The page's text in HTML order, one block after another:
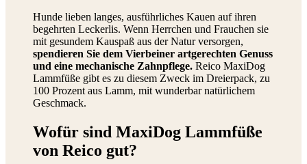
Hunde lieben langes, ausführliches Kauen auf ihren
begehrten Leckerlis. Wenn Herrchen und Frauchen sie
mit gesundem Kauspaß aus der Natur versorgen,
spendieren Sie dem Vierbeiner artgerechten Genuss
und eine mechanische Zahnpflege. Reico MaxiDog
Lammfüße gibt es zu diesem Zweck im Dreierpack, zu
100 Prozent aus Lamm, mit wunderbar natürlichem
Geschmack.
Wofür sind MaxiDog Lammfüße
von Reico gut?